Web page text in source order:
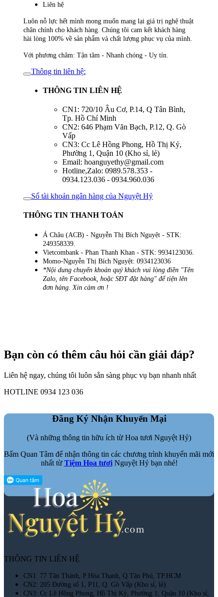
Liên hệ
Luôn nỗ lực hết mình mong muốn mang lại giá trị nghệ thuật
chân chính cho khách hàng. Chúng tôi cam kết khách hàng
hài lòng 100% về sản phẩm và chất lượng phục vụ của mình.
Với phương châm: Tận tâm - Nhanh chóng - Uy tín.
Thông tin liên hệ:
THÔNG TIN LIÊN HỆ
CN1: 720/10 Âu Cơ, P.14, Q Tân Bình,
Tp. Hồ Chí Minh
CN2: 646 Phạm Văn Bạch, P.12, Q. Gò
Vấp
CN3: Cc Lê Hồng Phong, Hồ Thị Kỷ,
Phường 1, Quận 10 (Kho sỉ, lẻ)
Email: hoanguyethy@gmail.com
Hotline,Zalo: 0989.578.353 -
0934.123.036 - 0934.960.036
Số tài khoản ngân hàng của Nguyệt Hỷ
THÔNG TIN THANH TOÁN
Á Châu (ACB) - Nguyễn Thị Bích Nguyệt - STK:
249358339.
Vietcombank - Phan Thanh Khan - STK: 9934123036.
Momo-Nguyễn Thị Bích Nguyệt: 0934123036
*Nội dung chuyển khoản quý khách vui lòng điền "Tên
Zalo, tên Facebook, hoặc SĐT đặt hàng" để tiện lên
đơn hàng. Xin cảm ơn !
Bạn còn có thêm câu hỏi cần giải đáp?
Liên hệ ngay, chúng tôi luôn sẳn sàng phục vụ bạn nhanh nhất
HOTLINE 0934 123 036
Đăng Ký Nhận Khuyến Mại
(Và những thông tin hữu ích từ Hoa tươi Nguyệt Hỷ)
Bấm Quan Tâm để nhận thông tin các chương trình khuyến mãi mới
nhất từ Tiệm Hoa tươiNguyệt Hỷ bạn nhé!
THÔNG TIN LIÊN HỆ
CN1: 77 Tân Thành, P Hòa Thạnh, Q Tân Phú, TP.HCM
CN2: 205 Đường số 1, P11, Q. Gò Vấp (Kho sỉ, lẻ)
CN3: Cc Lê Hồng Phong, Hồ Thị Kỷ, Phường 1, Quận 10 (Kho sỉ,